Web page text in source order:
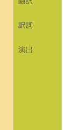
訳詞
演出